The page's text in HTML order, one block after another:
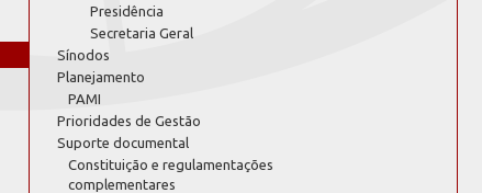
Presidência
Secretaria Geral
Sínodos
Planejamento
PAMI
Prioridades de Gestão
Suporte documental
Constituição e regulamentações
complementares